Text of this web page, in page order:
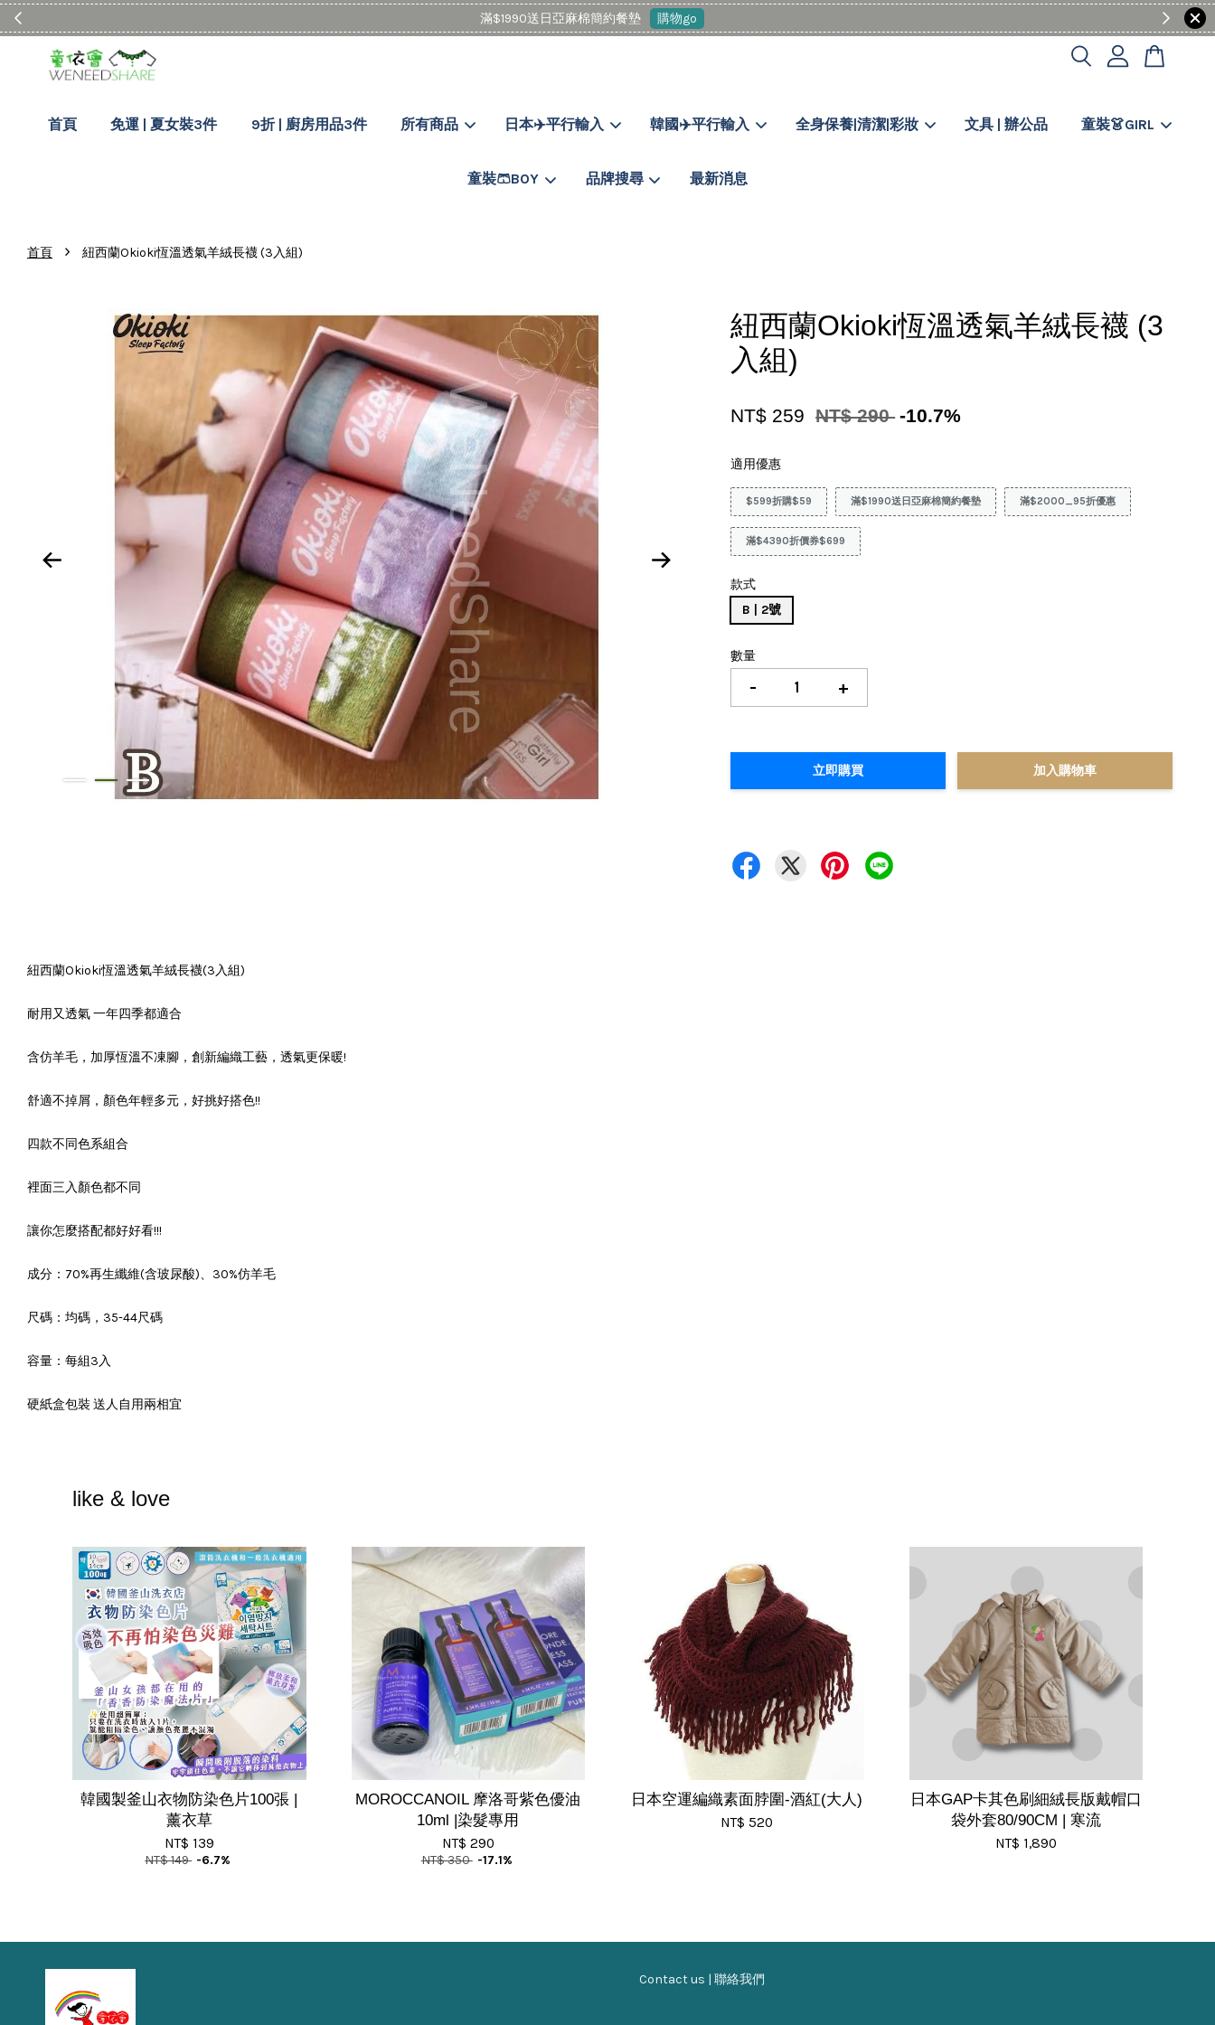
滿$1990送日亞麻棉簡約餐墊 購物go
首頁 免運 | 夏女裝3件 9折 | 廚房用品3件 所有商品 日本✈️平行輸入 韓國✈️平行輸入 全身保養|清潔|彩妝 文具 | 辦公品 童裝👗GIRL
童裝🩳BOY 品牌搜尋 最新消息
首頁 › 紐西蘭Okioki恆溫透氣羊絨長襪 (3入組)
紐西蘭Okioki恆溫透氣羊絨長襪 (3
入組)
NT$ 259 NT$ 290 -10.7%
適用優惠
$599折購$59 滿$1990送日亞麻棉簡約餐墊 滿$2000_95折優惠
滿$4390折價券$699
款式
B | 2號
數量
- +
立即購買 加入購物車
紐西蘭Okioki恆溫透氣羊絨長襪(3入組)
耐用又透氣 一年四季都適合
含仿羊毛，加厚恆溫不凍腳，創新編織工藝，透氣更保暖!
舒適不掉屑，顏色年輕多元，好挑好搭色!!
四款不同色系組合
裡面三入顏色都不同
讓你怎麼搭配都好好看!!!
成分：70%再生纖維(含玻尿酸)、30%仿羊毛
尺碼：均碼，35-44尺碼
容量：每組3入
硬紙盒包裝 送人自用兩相宜
like & love
韓國製釜山衣物防染色片100張 |
薰衣草
NT$ 139
NT$ 149 -6.7%
MOROCCANOIL 摩洛哥紫色優油
10ml |染髮專用
NT$ 290
NT$ 350 -17.1%
日本空運編織素面脖圍-酒紅(大人)
NT$ 520
日本GAP卡其色刷細絨長版戴帽口
袋外套80/90CM | 寒流
NT$ 1,890
Contact us | 聯絡我們